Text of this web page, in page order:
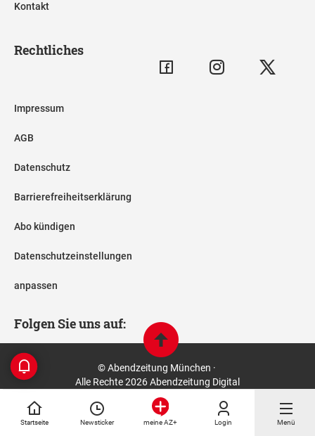
Startseite Newsticker meine AZ+ Login Menü
Kontakt
Rechtliches
Impressum
AGB
Datenschutz
Barrierefreiheitserklärung
Abo kündigen
Datenschutzeinstellungen
anpassen
Folgen Sie uns auf:
© Abendzeitung München ·
Alle Rechte 2026 Abendzeitung Digital